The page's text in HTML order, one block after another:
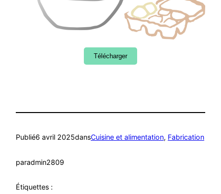
Télécharger
Publié6 avril 2025dansCuisine et alimentation, Fabrication
paradmin2809
Étiquettes :